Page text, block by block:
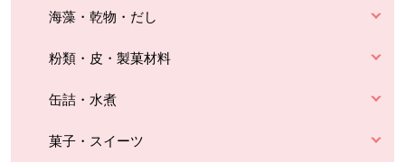
海藻・乾物・だし
粉類・皮・製菓材料
缶詰・水煮
菓子・スイーツ